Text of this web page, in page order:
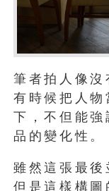
筆者拍人像沒
有時候把人物
下，不但能強
品的變化性。
雖然這張最後
但是這樣構圖